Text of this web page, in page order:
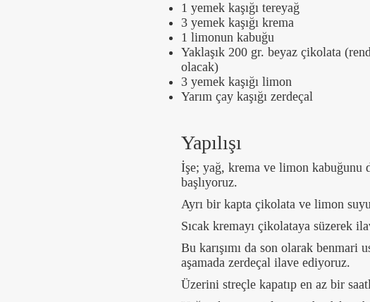
1 yemek kaşığı tereyağ
3 yemek kaşığı krema
1 limonun kabuğu
Yaklaşık 200 gr. beyaz çikolata
olacak)
3 yemek kaşığı limon
Yarım çay kaşığı zerdeçal
Yapılışı
İşe; yağ, krema ve limon kabuğunu
başlıyoruz.
Ayrı bir kapta çikolata ve limon
Sıcak kremayı çikolataya süzerek
Bu karışımı da son olarak benmari
aşamada zerdeçal ilave ediyoruz.
Üzerini streçle kapatıp en az bir